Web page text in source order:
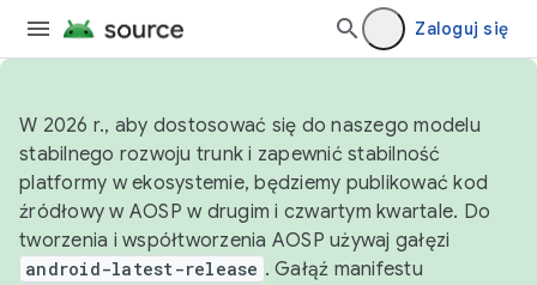
Zaloguj się
W 2026 r., aby dostosować się do naszego modelu
stabilnego rozwoju trunk i zapewnić stabilność
platformy w ekosystemie, będziemy publikować kod
źródłowy w AOSP w drugim i czwartym kwartale. Do
tworzenia i współtworzenia AOSP używaj gałęzi
android-latest-release . Gałąź manifestu